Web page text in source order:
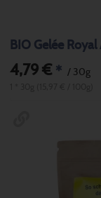
4,79 €* / 30g